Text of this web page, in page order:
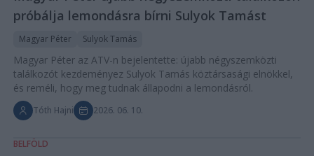
próbálja lemondásra bírni Sulyok Tamást
Magyar Péter Sulyok Tamás
Magyar Péter az ATV-n bejelentette: újabb négyszemközti
találkozót kezdeményez Sulyok Tamás köztársasági elnökkel,
és reméli, hogy meg tudnak állapodni a lemondásról.
Tóth Hajni 2026. 06. 10.
BELFÖLD